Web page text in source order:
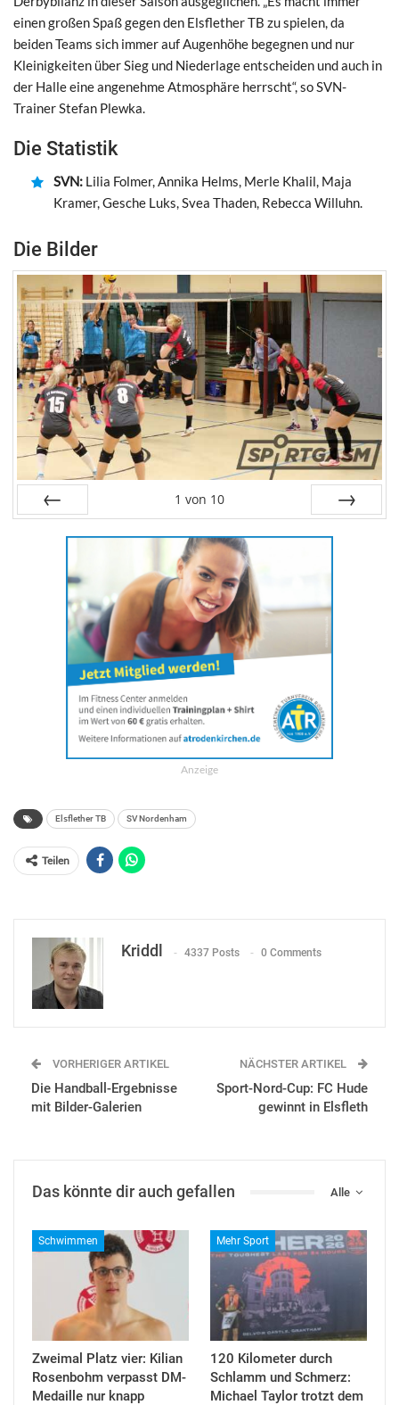
einen großen Spaß gegen den Elsflether TB zu spielen, da
beiden Teams sich immer auf Augenhöhe begegnen und nur
Kleinigkeiten über Sieg und Niederlage entscheiden und auch in
der Halle eine angenehme Atmosphäre herrscht“, so SVN-
Trainer Stefan Plewka.
Die Statistik
SVN: Lilia Folmer, Annika Helms, Merle Khalil, Maja
Kramer, Gesche Luks, Svea Thaden, Rebecca Willuhn.
Die Bilder
1 von 10
Anzeige
Elsflether TB SV Nordenham
Teilen
Kriddl 4337 Posts 0 Comments
VORHERIGER ARTIKEL
Die Handball-Ergebnisse
mit Bilder-Galerien
NÄCHSTER ARTIKEL
Sport-Nord-Cup: FC Hude
gewinnt in Elsfleth
Alle
Das könnte dir auch gefallen
Schwimmen
Zweimal Platz vier: Kilian
Rosenbohm verpasst DM-
Medaille nur knapp
Mehr Sport
120 Kilometer durch
Schlamm und Schmerz:
Michael Taylor trotzt dem